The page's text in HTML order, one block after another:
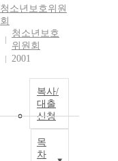
청소년보호위원
회
청소년보호
위원회
2001
복사/
대출
신청
목
차